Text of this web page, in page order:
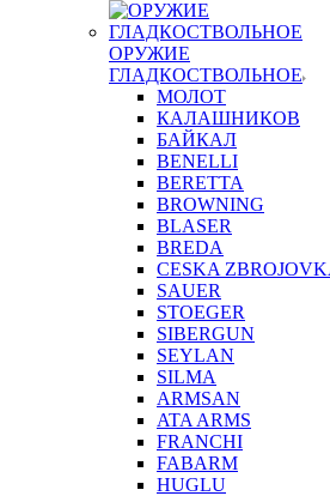
ОРУЖИЕ
ГЛАДКОСТВОЛЬНОЕ
МОЛОТ
КАЛАШНИКОВ
БАЙКАЛ
BENELLI
BERETTA
BROWNING
BLASER
BREDA
CESKA
SAUER
STOEGER
SIBERGUN
SEYLAN
SILMA
ARMSAN
ATA ARMS
FRANCHI
FABARM
HUGLU